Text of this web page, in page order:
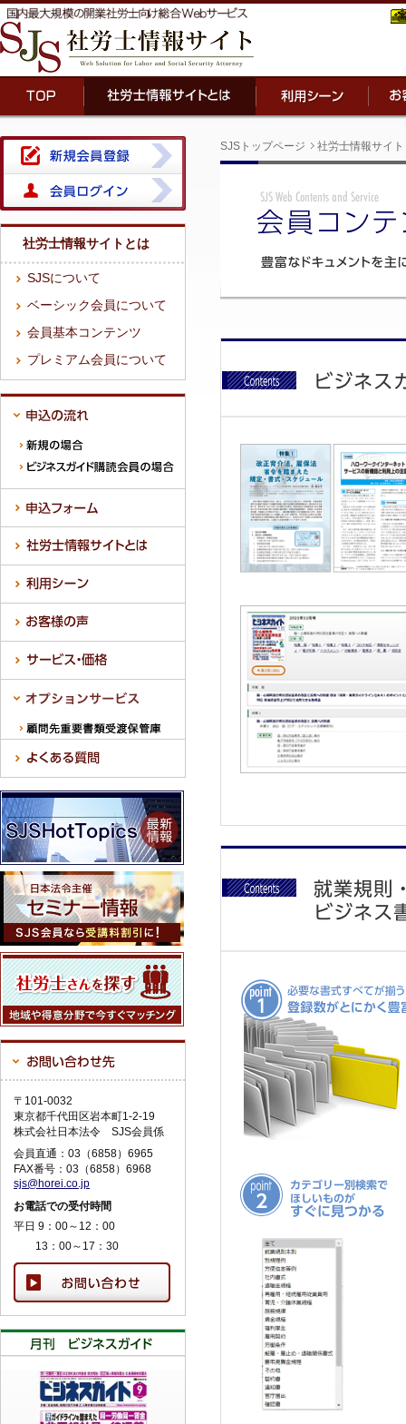
社労士情報サイトとは
SJSについて
ベーシック会員について
会員基本コンテンツ
プレミアム会員について
〒101-0032
東京都千代田区岩本町1-2-19
株式会社日本法令 SJS会員係
会員直通：03（6858）6965
FAX番号：03（6858）6968
sjs@horei.co.jp
お電話での受付時間
平日 9：00～12：00
13：00～17：30
SJSトップページ 社労士情報サイ